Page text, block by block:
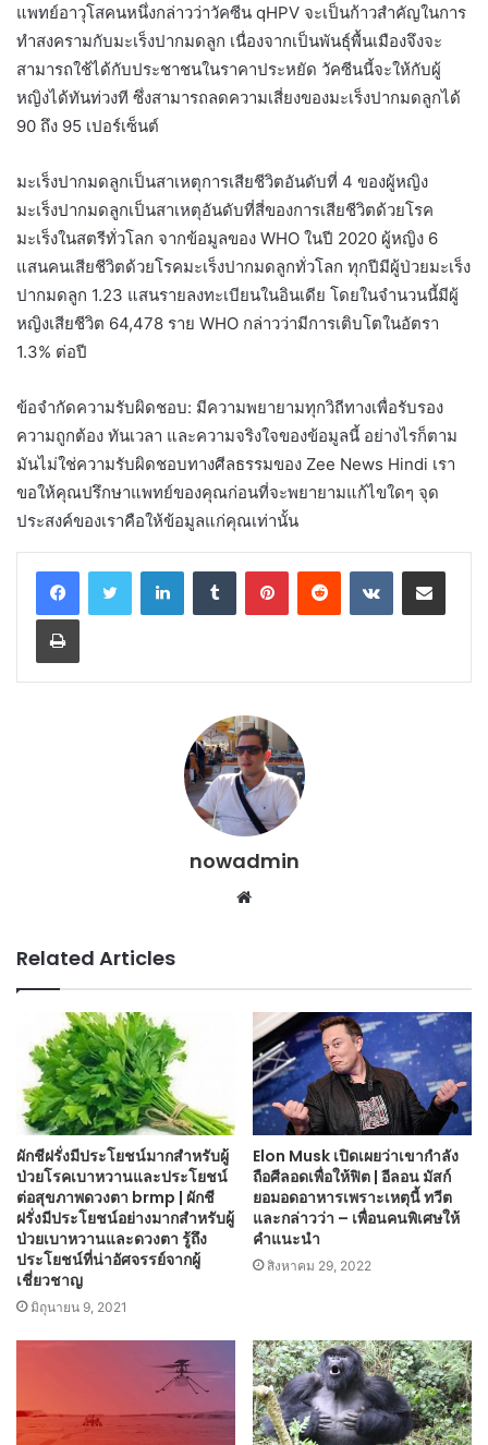
แพทย์อาวุโสคนหนึ่งกล่าวว่าวัคซีน qHPV จะเป็นก้าวสำคัญในการ
ทำสงครามกับมะเร็งปากมดลูก เนื่องจากเป็นพันธุ์พื้นเมืองจึงจะ
สามารถใช้ได้กับประชาชนในราคาประหยัด วัคซีนนี้จะให้กับผู้
หญิงได้ทันท่วงที ซึ่งสามารถลดความเสี่ยงของมะเร็งปากมดลูกได้
90 ถึง 95 เปอร์เซ็นต์
มะเร็งปากมดลูกเป็นสาเหตุการเสียชีวิตอันดับที่ 4 ของผู้หญิง
มะเร็งปากมดลูกเป็นสาเหตุอันดับที่สี่ของการเสียชีวิตด้วยโรค
มะเร็งในสตรีทั่วโลก จากข้อมูลของ WHO ในปี 2020 ผู้หญิง 6
แสนคนเสียชีวิตด้วยโรคมะเร็งปากมดลูกทั่วโลก ทุกปีมีผู้ป่วยมะเร็ง
ปากมดลูก 1.23 แสนรายลงทะเบียนในอินเดีย โดยในจำนวนนี้มีผู้
หญิงเสียชีวิต 64,478 ราย WHO กล่าวว่ามีการเติบโตในอัตรา
1.3% ต่อปี
ข้อจำกัดความรับผิดชอบ: มีความพยายามทุกวิถีทางเพื่อรับรอง
ความถูกต้อง ทันเวลา และความจริงใจของข้อมูลนี้ อย่างไรก็ตาม
มันไม่ใช่ความรับผิดชอบทางศีลธรรมของ Zee News Hindi เรา
ขอให้คุณปรึกษาแพทย์ของคุณก่อนที่จะพยายามแก้ไขใดๆ จุด
ประสงค์ของเราคือให้ข้อมูลแก่คุณเท่านั้น
LinkedInTumblr PinterestReddit VKontakteShare via Email
Print
nowadmin
Website
Related Articles
ผักชีฝรั่งมีประโยชน์มากสำหรับผู้
ป่วยโรคเบาหวานและประโยชน์
ต่อสุขภาพดวงตา brmp | ผักชี
ฝรั่งมีประโยชน์อย่างมากสำหรับผู้
ป่วยเบาหวานและดวงตา รู้ถึง
ประโยชน์ที่น่าอัศจรรย์จากผู้
เชี่ยวชาญ
มิถุนายน 9, 2021
Elon Musk เปิดเผยว่าเขากำลัง
ถือศีลอดเพื่อให้ฟิต | อีลอน มัสก์
ยอมอดอาหารเพราะเหตุนี้ ทวีต
และกล่าวว่า – เพื่อนคนพิเศษให้
คำแนะนำ
สิงหาคม 29, 2022